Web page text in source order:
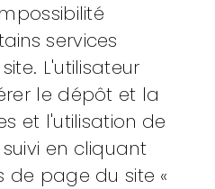
services
L'utilisateur
le dépôt et la
et l'utilisation de
en cliquant
de page du site «